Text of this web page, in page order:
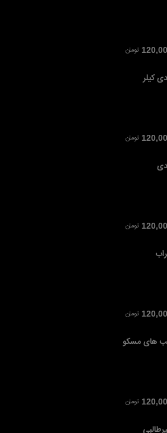
تومان
کیلر
تومان
تومان
تومان
های مسکو
تومان